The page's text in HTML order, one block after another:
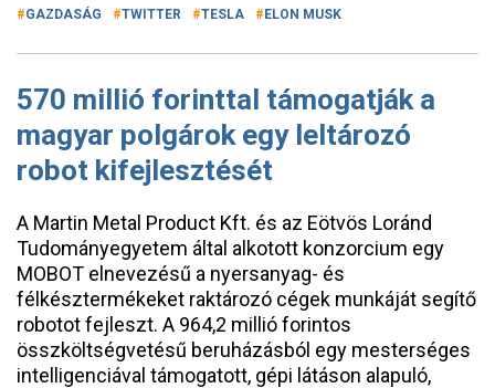
GAZDASÁG TWITTER TESLA ELON MUSK
570 millió forinttal támogatják a
magyar polgárok egy leltározó
robot kifejlesztését
A Martin Metal Product Kft. és az Eötvös Loránd
Tudományegyetem által alkotott konzorcium egy
MOBOT elnevezésű a nyersanyag- és
félkésztermékeket raktározó cégek munkáját segítő
robotot fejleszt. A 964,2 millió forintos
összköltségvetésű beruházásból egy mesterséges
intelligenciával támogatott, gépi látáson alapuló,